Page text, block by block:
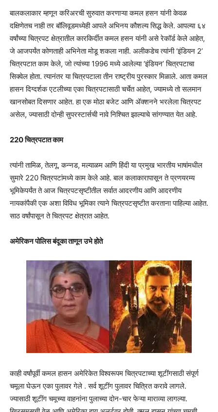
बालकलाकार म्हणून करिअरची सुरुवात करणाऱ्या कमल हसन यांनी केवळ
दक्षिणेतच नाही तर बॉलिवूडमध्येही आपले अभिनय कौशल्य सिद्ध केले. आपल्या ६४
वर्षांच्या चित्रपट क्षेत्रातील कारकिर्दीत कमल हसन यांनी असे रेकॉर्ड केले आहेत,
जे आजपर्यंत कोणताही अभिनेता मोडू शकला नाही. अलीकडेच त्यांनी ‘इंडियन 2’
चित्रपटात काम केले, जो त्यांच्या 1996 मध्ये आलेल्या ‘इंडियन’ चित्रपटाचा
सिक्वेल होता. त्यानंतर या चित्रपटाला तीन राष्ट्रीय पुरस्कार मिळाले. आता कमल
हासन दिग्दर्शक एटलीच्या एका चित्रपटासाठी चर्चेत आहेत, ज्यामध्ये तो सलमान
खानसोबत दिसणार आहेत. हा एक मोठा बजेट आणि ॲक्शनने भरलेला चित्रपट
असेल, ज्यासाठी दोन्ही सुपरस्टार्सची नावे निश्चित झाल्याचे सांगण्यात येत आहे.
220 चित्रपटात काम
त्यांनी तामिळ, तेलगू, कन्नड, मल्याळम आणि हिंदी या प्रमुख भारतीय भाषांमधील
सुमारे 220 चित्रपटांमध्ये काम केले आहे. बाल कलाकारापासून ते प्रणयरम्य
भूमिकेपर्यंत ते आज चित्रपटसृष्टीतील सर्वात आदरणीय आणि आदरणीय
नायकांपैकी एक अशा विविध भूमिका त्याने चित्रपटसृष्टीत करताना पाहिल्या आहेत.
साठ वर्षांपासून ते चित्रपट क्षेत्रात आहेत.
अमेरिकन पोलिस बंदूका ताणून उभे होते
काही वर्षांपूर्वी कमल हासन अमेरिकेत विश्वरूपम चित्रपटाच्या शूटींगसाठी संपूर्ण
चमूला घेऊन एका पुलावर गेले . सर्व शूटींग पुलावर चित्रित करावे लागले.
ज्यासाठी शूटींग चमूच्या वाहनांना पुलाच्या दोन-चार फेऱ्या माराव्या लागल्या.